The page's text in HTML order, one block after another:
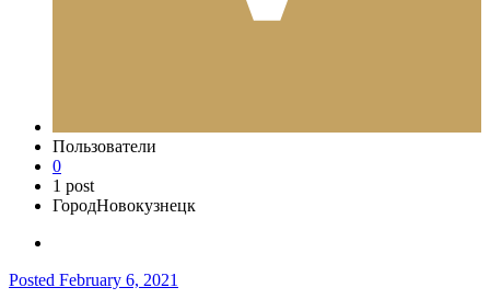
Пользователи
0
1 post
ГородНовокузнецк
Posted February 6, 2021